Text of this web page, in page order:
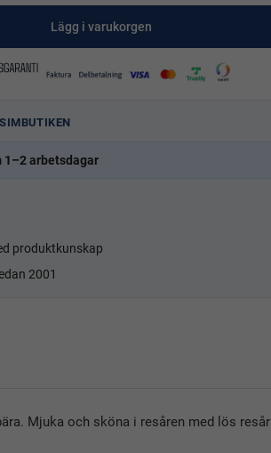
Lägg i varukorgen
1–2 arbetsdagar
produktkunskap
2001
Mjuka och sköna i resåren med lös resår